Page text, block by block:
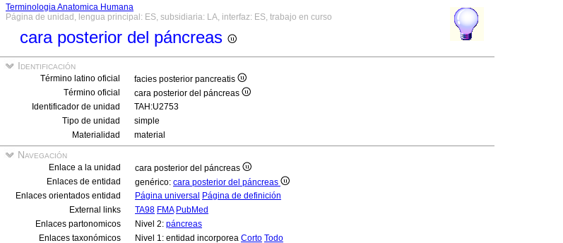
Terminologia Anatomica Humana
Página de unidad, lengua principal: ES, subsidiaria: LA, interfaz: ES, trabajo en curso
cara posterior del páncreas
Identificación
Término latino oficial
facies posterior pancreatis
Término oficial
cara posterior del páncreas
Identificador de unidad
TAH:U2753
Tipo de unidad
simple
Materialidad
material
Navegación
Enlace a la unidad
cara posterior del páncreas
Enlaces de entidad
genérico: cara posterior del páncreas
Enlaces orientados entidad
Página universal Página de definición
External links
TA98 FMA PubMed
Enlaces partonomicos
Nivel 2: páncreas
Enlaces taxonómicos
Nivel 1: entidad incorporea Corto Todo